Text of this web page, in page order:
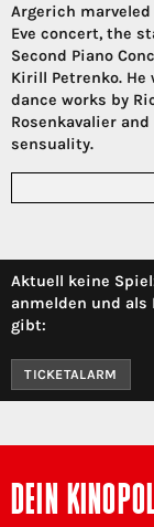
Argerich marveled
Eve concert, the
Second Piano
Kirill Petrenko.
dance works by
Rosenkavalier
sensuality.
Aktuell keine
anmelden und als
gibt:
TICKETALARM
DEIN